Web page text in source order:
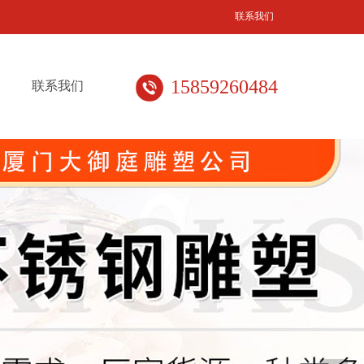
联系我们 15859260484
联系我们